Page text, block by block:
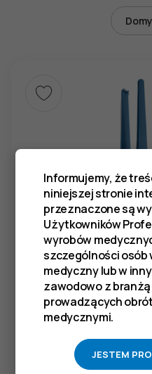
Pinceta chirurgiczna typu
Informujemy, że
niniejszej stronie
przeznaczone są
Użytkowników
wyrobów
szczególności osób
medyczny lub w
zawodowo z
prowadzących
medycznymi.
JESTEM